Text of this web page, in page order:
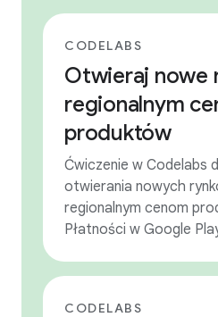
CODELABS
Otwieraj nowe
regionalnym
produktów
Ćwiczenie w Codelabs
otwierania nowych
regionalnym cenom
Płatności w Google
CODELABS